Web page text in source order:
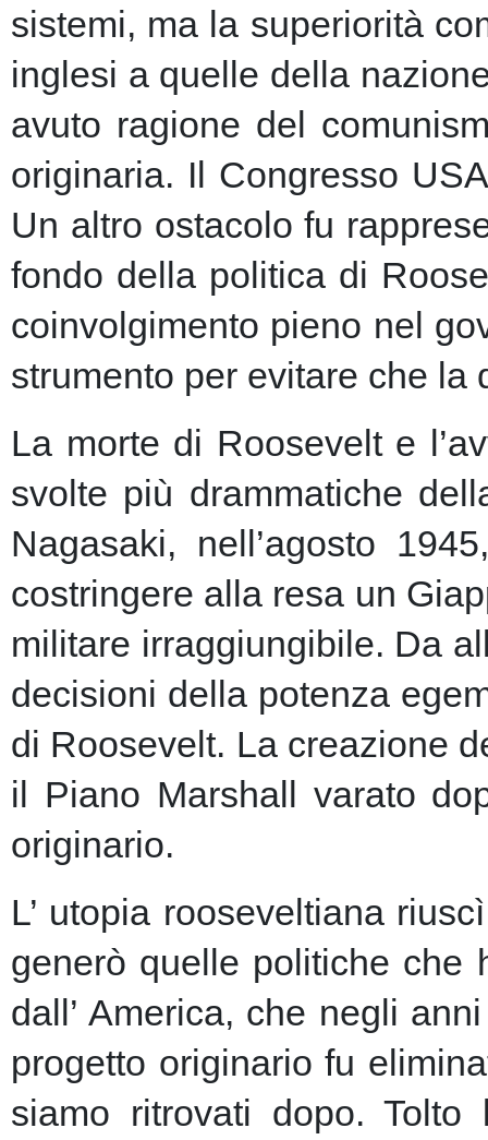
sistemi, ma la superiorità
inglesi a quelle della
avuto ragione del
originaria. Il Congresso
Un altro ostacolo fu
fondo della politica di
coinvolgimento pieno nel
strumento per evitare che
La morte di Roosevelt e
svolte più drammatiche
Nagasaki, nell’agosto
costringere alla resa un
militare irraggiungibile. Da
decisioni della potenza
di Roosevelt. La creazione
il Piano Marshall varato
originario.
L’ utopia rooseveltiana
generò quelle politiche che
dall’ America, che negli
progetto originario fu
siamo ritrovati dopo.